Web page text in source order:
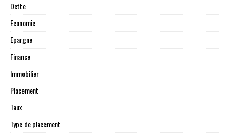
Dette
Economie
Epargne
Finance
Immobilier
Placement
Taux
Type de placement